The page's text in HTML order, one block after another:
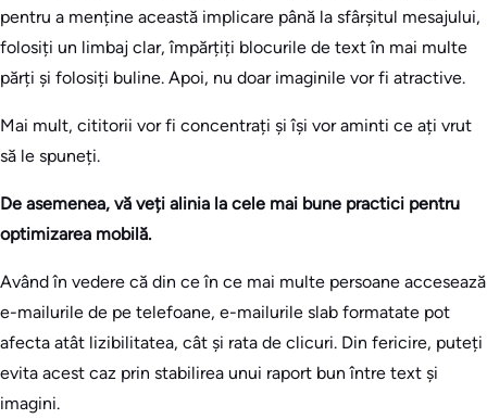
pentru a menține această implicare până la sfârșitul mesajului,
folosiți un limbaj clar, împărțiți blocurile de text în mai multe
părți și folosiți buline. Apoi, nu doar imaginile vor fi atractive.
Mai mult, cititorii vor fi concentrați și își vor aminti ce ați vrut
să le spuneți.
De asemenea, vă veți alinia la cele mai bune practici pentru
optimizarea mobilă.
Având în vedere că din ce în ce mai multe persoane accesează
e-mailurile de pe telefoane, e-mailurile slab formatate pot
afecta atât lizibilitatea, cât și rata de clicuri. Din fericire, puteți
evita acest caz prin stabilirea unui raport bun între text și
imagini.